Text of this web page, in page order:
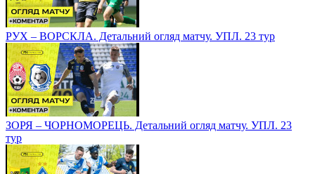
РУХ – ВОРСКЛА. Детальний огляд матчу. УПЛ. 23 тур
ЗОРЯ – ЧОРНОМОРЕЦЬ. Детальний огляд матчу. УПЛ. 23
тур